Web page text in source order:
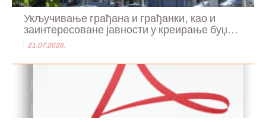
Укључивање грађана и грађанки, као и
заинтересоване јавности у креирање буџ...
21.07.2026.